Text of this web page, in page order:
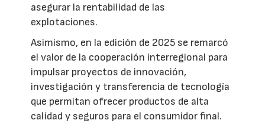
asegurar la rentabilidad de las
explotaciones.
Asimismo, en la edición de 2025 se remarcó
el valor de la cooperación interregional para
impulsar proyectos de innovación,
investigación y transferencia de tecnología
que permitan ofrecer productos de alta
calidad y seguros para el consumidor final.